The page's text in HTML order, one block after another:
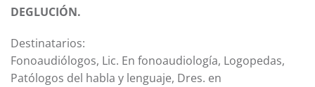
DEGLUCIÓN.
Destinatarios:
Fonoaudiólogos, Lic. En fonoaudiología, Logopedas,
Patólogos del habla y lenguaje, Dres. en